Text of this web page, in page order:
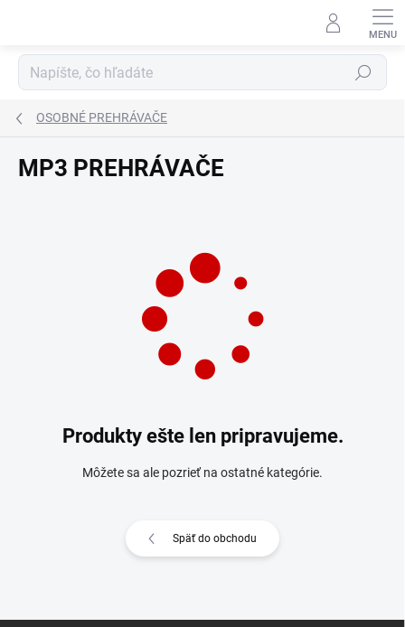
Hľadať
OSOBNÉ PREHRÁVAČE
MP3 PREHRÁVAČE
Produkty ešte len pripravujeme.
Môžete sa ale pozrieť na ostatné kategórie.
Späť do obchodu